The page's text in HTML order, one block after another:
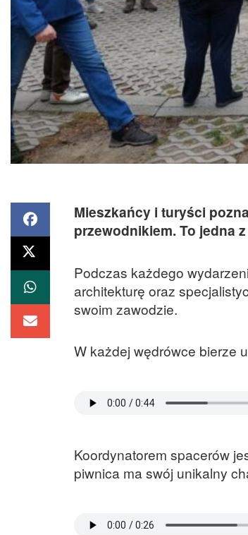
Mieszkańcy i turyści
przewodnikiem. To jedna
Podczas każdego
architekturę oraz
swoim zawodzie.
W każdej wędrówce bierze
Koordynatorem spacerów
piwnica ma swój unikalny